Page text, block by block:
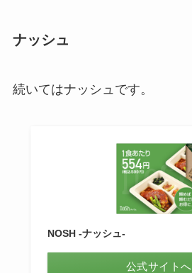
ナッシュ
続いてはナッシュです。
NOSH -ナッシュ-
公式サイトへ